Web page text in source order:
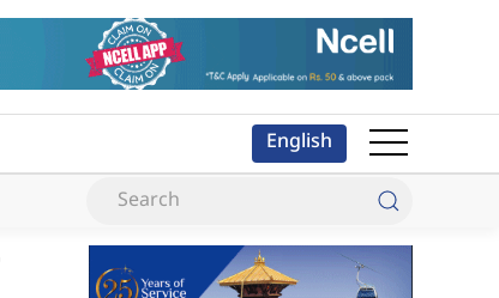
English